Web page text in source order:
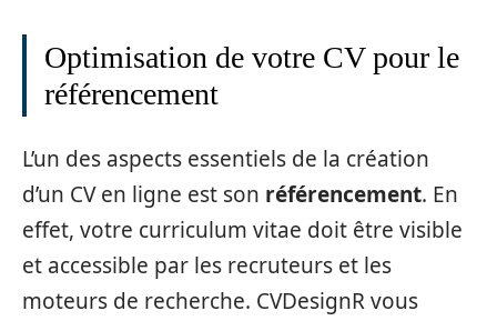
Optimisation de votre CV pour le
référencement
L’un des aspects essentiels de la création
d’un CV en ligne est son référencement. En
effet, votre curriculum vitae doit être visible
et accessible par les recruteurs et les
moteurs de recherche. CVDesignR vous